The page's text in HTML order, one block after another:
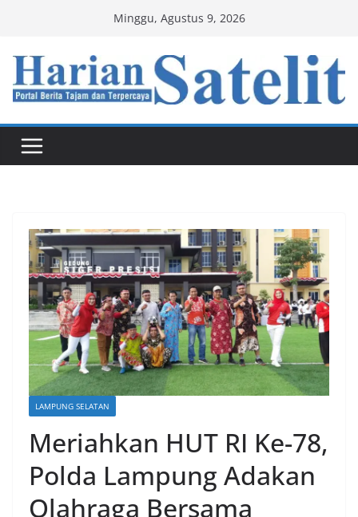
content
Minggu, Agustus 9, 2026
LAMPUNG SELATAN
Meriahkan HUT RI Ke-78,
Polda Lampung Adakan
Olahraga Bersama